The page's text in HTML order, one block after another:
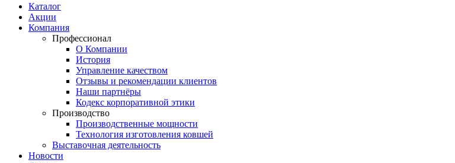
Каталог
Акции
Компания
Профессионал
О Компании
История
Управление качеством
Отзывы и рекомендации клиентов
Наши партнёры
Кодекс корпоративной этики
Производство
Производственные мощности
Технология изготовления ковшей
Выставочная деятельность
Новости